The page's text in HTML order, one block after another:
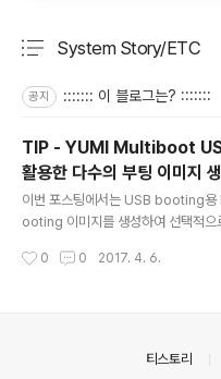
System Story/ETC
공지 ::::::: 이 블로그는? :::::::
TIP - YUMI Multiboot
활용한 다수의 부팅 이미지 생
이번 포스팅에서는 USB booting용
ooting 이미지를 생성하여 선택적으
다. 1. 우선 URL을 통해 YUMI
아래와 같이 생성할 USB Drivce
0 0 2017. 4. 6.
티스토리